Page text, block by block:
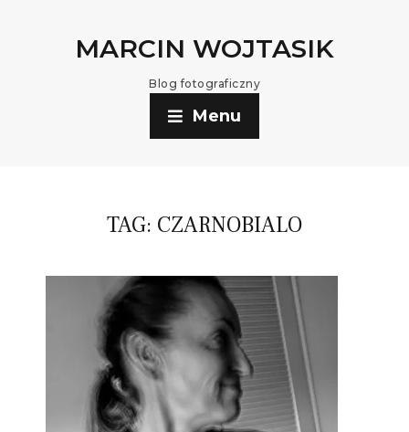
MARCIN WOJTASIK
Blog fotograficzny
Menu
TAG: CZARNOBIALO